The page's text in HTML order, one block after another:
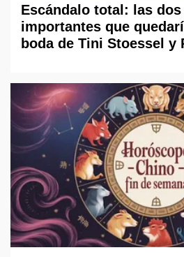
Escándalo total: las
importantes que
boda de Tini Stoessel y